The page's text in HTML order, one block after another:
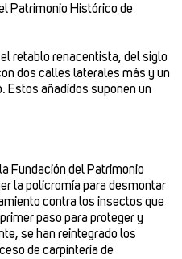
Patrimonio Histórico de
retablo renacentista, del siglo
dos calles laterales más y un
Estos añadidos suponen un
Fundación del Patrimonio
la policromía para desmontar
contra los insectos que
paso para proteger y
se han reintegrado los
de carpintería de